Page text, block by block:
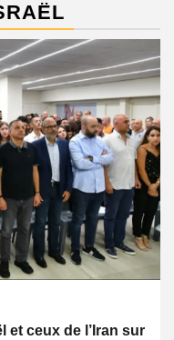
et ceux de l’Iran sur